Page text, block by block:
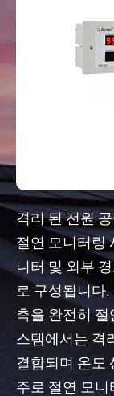
격리 된 전원
절연 모니터링
니터 및 외부
로 구성됩니다
측을 완전히
스템에서는 격
결합되며 온도
주로 절연 모